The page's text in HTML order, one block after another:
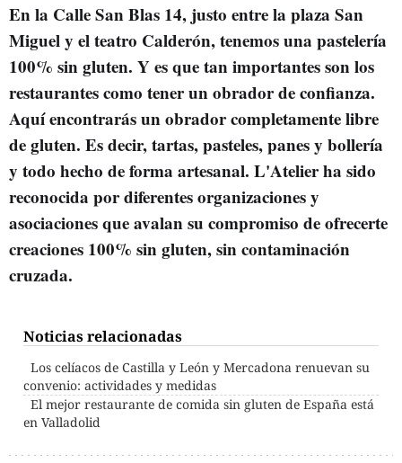
En la Calle San Blas 14, justo entre la plaza San
Miguel y el teatro Calderón, tenemos una pastelería
100% sin gluten. Y es que tan importantes son los
restaurantes como tener un obrador de confianza.
Aquí encontrarás un obrador completamente libre
de gluten. Es decir, tartas, pasteles, panes y bollería
y todo hecho de forma artesanal. L'Atelier ha sido
reconocida por diferentes organizaciones y
asociaciones que avalan su compromiso de ofrecerte
creaciones 100% sin gluten, sin contaminación
cruzada.
Noticias relacionadas
Los celíacos de Castilla y León y Mercadona renuevan su
convenio: actividades y medidas
El mejor restaurante de comida sin gluten de España está
en Valladolid